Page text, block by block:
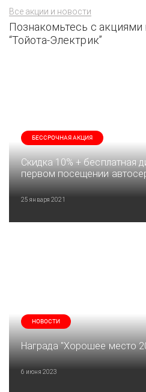
Все акции и новости
Познакомьтесь с акциями
“Тойота-Электрик”
БЕССРОЧНАЯ АКЦИЯ
Скидка 10% + бесплатная
первом посещении
25 января 2021
НОВОСТИ
Награда "Хорошее место
6 июня 2023